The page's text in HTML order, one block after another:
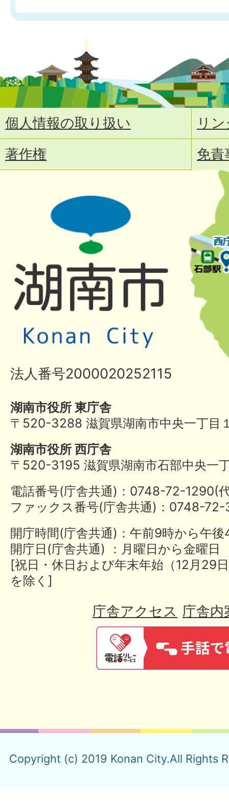
個人情報の取り扱い
リ
著作権
免責
法人番号2000020252115
湖南市役所 東庁舎
〒520-3288 滋賀県湖南市中央一丁目
湖南市役所 西庁舎
〒520-3195 滋賀県湖南市石部中央一
電話番号(庁舎共通)：0748-72-
ファックス番号(庁舎共通)：0748-
開庁時間(庁舎共通)：午前9時から午
開庁日(庁舎共通) ：月曜日から金曜日
[祝日・休日および年末年始（12月29
を除く]
庁舎アクセス 庁舎内
Copyright (c) 2019 Konan City.All Rights